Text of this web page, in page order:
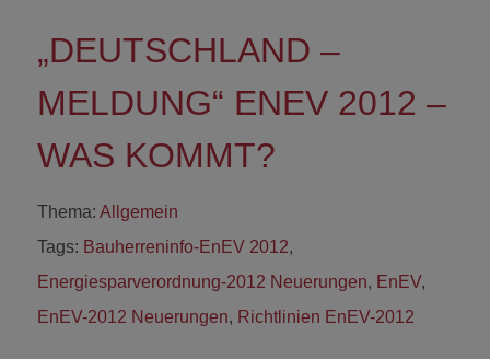
„DEUTSCHLAND –
MELDUNG“ ENEV 2012 –
WAS KOMMT?
Thema: Allgemein
Tags: Bauherreninfo-EnEV 2012,
Energiesparverordnung-2012 Neuerungen, EnEV,
EnEV-2012 Neuerungen, Richtlinien EnEV-2012